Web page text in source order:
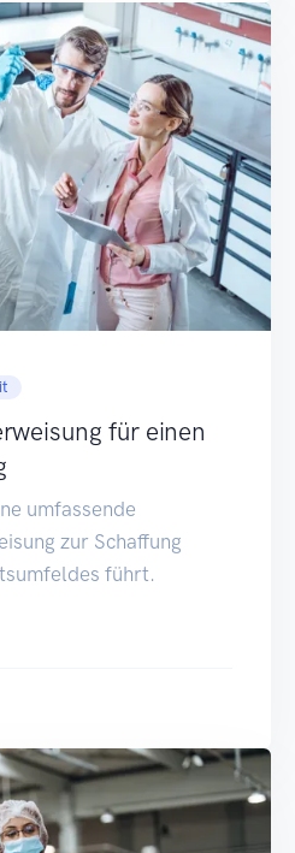
für einen
umfassende
zur Schaffung
führt.